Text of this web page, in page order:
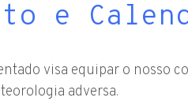
e
visa equipar o nosso
adversa.